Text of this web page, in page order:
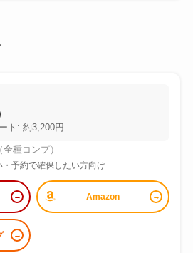
ト: 約3,200円
全種コンプ）
予約で確保したい方向け
Amazon